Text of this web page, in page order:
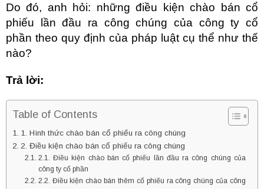
Do đó, anh hỏi: những điều kiện chào bán cổ
phiếu lần đầu ra công chúng của công ty cổ
phần theo quy định của pháp luật cụ thể như thế
nào?
Trả lời:
Table of Contents
1. Hình thức chào bán cổ phiếu ra công chúng
2. Điều kiện chào bán cổ phiếu ra công chúng
2.1. Điều kiện chào bán cổ phiếu lần đầu ra công chúng của
công ty cổ phần
2.2. Điều kiện chào bán thêm cổ phiếu ra công chúng của công